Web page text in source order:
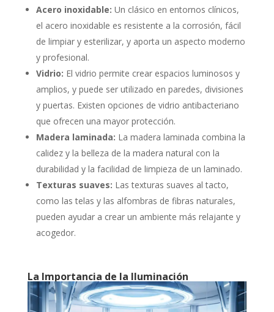
Acero inoxidable: Un clásico en entornos clínicos,
el acero inoxidable es resistente a la corrosión, fácil
de limpiar y esterilizar, y aporta un aspecto moderno
y profesional.
Vidrio: El vidrio permite crear espacios luminosos y
amplios, y puede ser utilizado en paredes, divisiones
y puertas. Existen opciones de vidrio antibacteriano
que ofrecen una mayor protección.
Madera laminada: La madera laminada combina la
calidez y la belleza de la madera natural con la
durabilidad y la facilidad de limpieza de un laminado.
Texturas suaves: Las texturas suaves al tacto,
como las telas y las alfombras de fibras naturales,
pueden ayudar a crear un ambiente más relajante y
acogedor.
La Importancia de la Iluminación